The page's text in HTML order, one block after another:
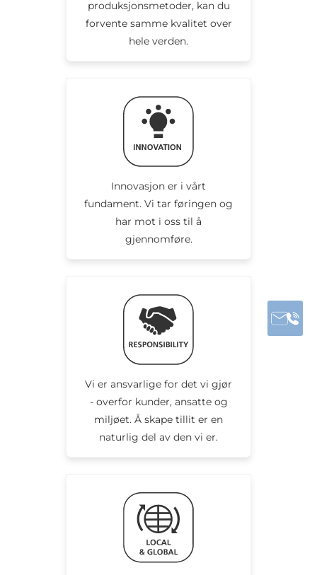
produksjonsmetoder, kan du
forvente samme kvalitet over
hele verden.
Innovasjon er i vårt
fundament. Vi tar føringen og
har mot i oss til å
gjennomføre.
Vi er ansvarlige for det vi gjør
- overfor kunder, ansatte og
miljøet. Å skape tillit er en
naturlig del av den vi er.